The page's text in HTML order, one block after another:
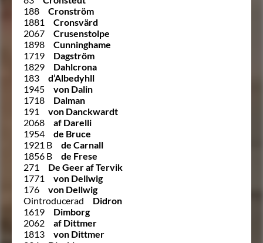
188
Cronström
1881
Cronsvärd
2067
Crusenstolpe
1898
Cunninghame
1719
Dagström
1829
Dahlcrona
183
d’Albedyhll
1945
von Dalin
1718
Dalman
191
von Danckwardt
2068
af Darelli
1954
de Bruce
1921 B
de Carnall
1856 B
de Frese
271
De Geer af Tervik
1771
von Dellwig
176
von Dellwig
Ointroducerad
Didron
1619
Dimborg
2062
af Dittmer
1813
von Dittmer